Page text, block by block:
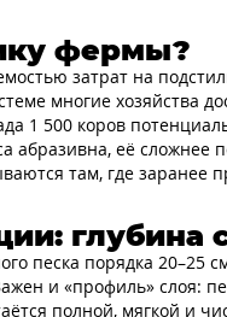
фермы?
затрат на
многие хозяйства
1 500 коров
абразивна, её
там, где заранее
глубина
песка порядка 20–25
и «профиль»
полной, мягкой и